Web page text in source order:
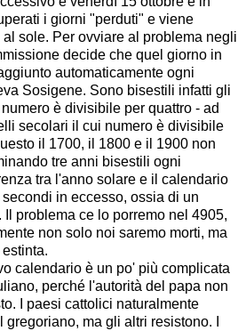
i giorni "perduti" e viene
sole. Per ovviare al problema negli
decide che quel giorno in
automaticamente ogni
Sosigene. Sono bisestili infatti gli
è divisibile per quattro - ad
secolari il cui numero è divisibile
il 1700, il 1800 e il 1900 non
tre anni bisestili ogni
tra l'anno solare e il calendario
in eccesso, ossia di un
problema ce lo porremo nel 4905,
non solo noi saremo morti, ma
calendario è un po' più complicata
perché l'autorità del papa non
I paesi cattolici naturalmente
ma gli altri resistono. I